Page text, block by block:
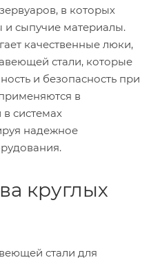
в которых
и сыпучие материалы.
качественные люки,
стали, которые
и безопасность при
в
системах
надежное
круглых
стали для